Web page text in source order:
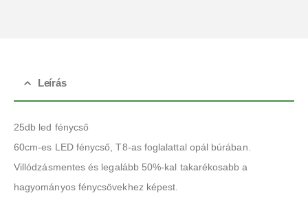
Leírás
25db led fénycső
60cm-es LED fénycső, T8-as foglalattal opál búrában.
Villódzásmentes és legalább 50%-kal takarékosabb a
hagyományos fénycsövekhez képest.